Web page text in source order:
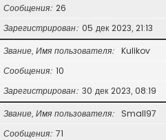
Сообщения 26
Зарегистрирован 05 дек 2023, 21:13
Звание, Имя пользователя
Kulikov
Сообщения 10
Зарегистрирован 30 дек 2023, 08:19
Звание, Имя пользователя
Small97
Сообщения 71